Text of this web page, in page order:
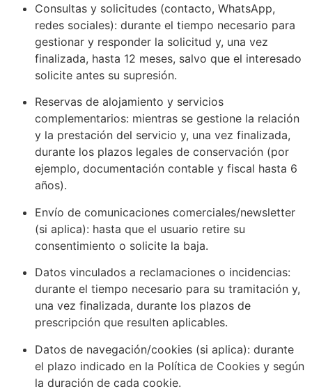
Consultas y solicitudes (contacto, WhatsApp,
redes sociales): durante el tiempo necesario para
gestionar y responder la solicitud y, una vez
finalizada, hasta 12 meses, salvo que el interesado
solicite antes su supresión.
Reservas de alojamiento y servicios
complementarios: mientras se gestione la relación
y la prestación del servicio y, una vez finalizada,
durante los plazos legales de conservación (por
ejemplo, documentación contable y fiscal hasta 6
años).
Envío de comunicaciones comerciales/newsletter
(si aplica): hasta que el usuario retire su
consentimiento o solicite la baja.
Datos vinculados a reclamaciones o incidencias:
durante el tiempo necesario para su tramitación y,
una vez finalizada, durante los plazos de
prescripción que resulten aplicables.
Datos de navegación/cookies (si aplica): durante
el plazo indicado en la Política de Cookies y según
la duración de cada cookie.